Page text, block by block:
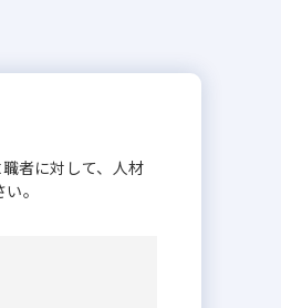
者に対して、人材
。